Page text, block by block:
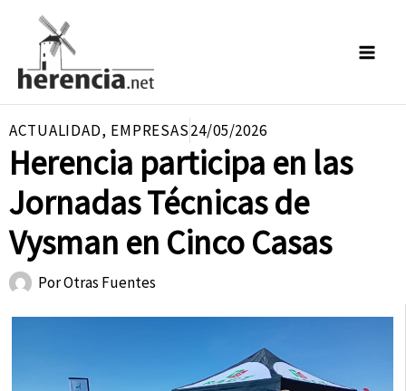
contenido
ACTUALIDAD, EMPRESAS24/05/2026
Herencia participa en las
Jornadas Técnicas de
Vysman en Cinco Casas
PorOtras Fuentes